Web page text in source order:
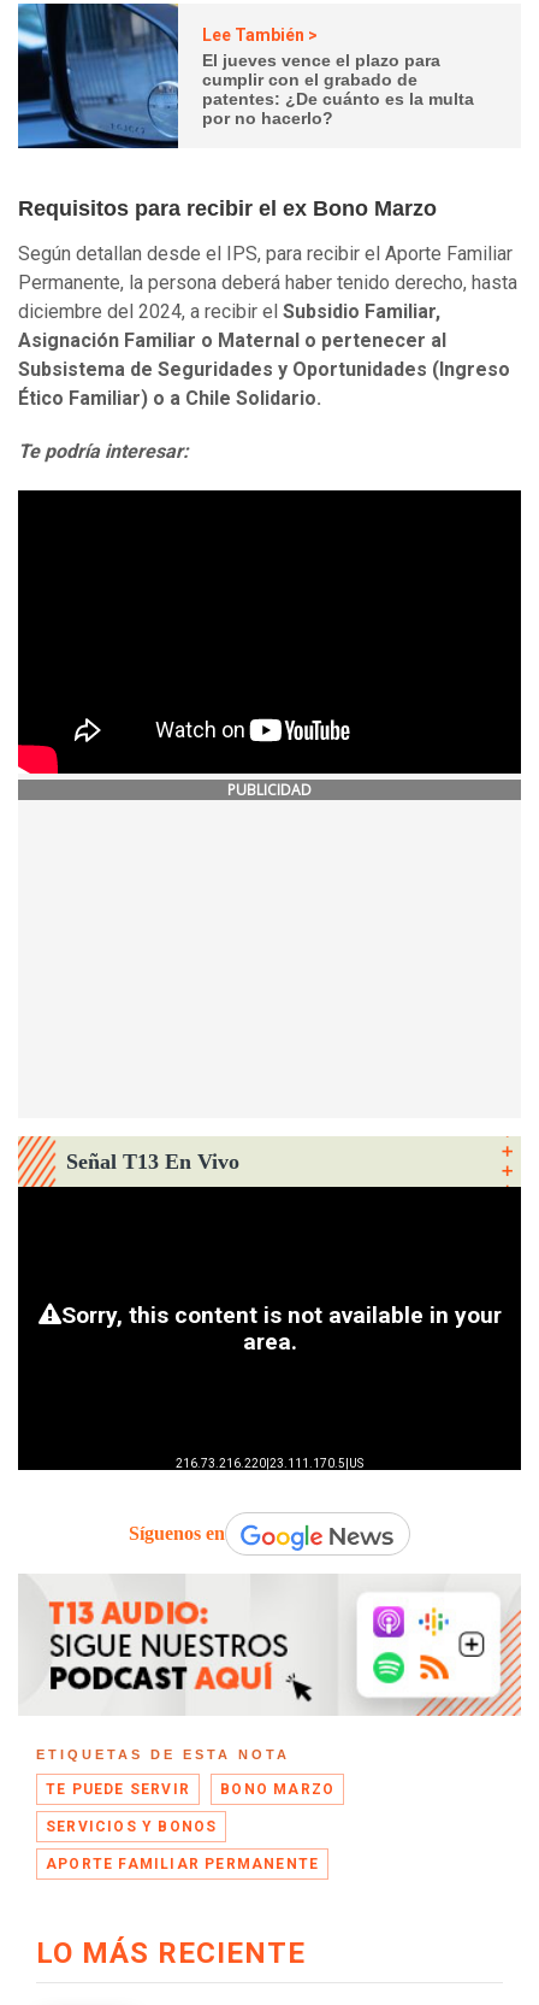
Lee También >
El jueves vence el plazo para
cumplir con el grabado de
patentes: ¿De cuánto es la multa
por no hacerlo?
Requisitos para recibir el ex Bono Marzo
Según detallan desde el IPS, para recibir el Aporte Familiar
Permanente, la persona deberá haber tenido derecho, hasta
diciembre del 2024, a recibir el Subsidio Familiar,
Asignación Familiar o Maternal o pertenecer al
Subsistema de Seguridades y Oportunidades (Ingreso
Ético Familiar) o a Chile Solidario.
Te podría interesar:
PUBLICIDAD
Señal T13 En Vivo
Síguenos en
ETIQUETAS DE ESTA NOTA
TE PUEDE SERVIR BONO MARZO
SERVICIOS Y BONOS
APORTE FAMILIAR PERMANENTE
LO MÁS RECIENTE